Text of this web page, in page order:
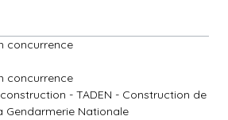
concurrence
concurrence
- TADEN - Construction de
Gendarmerie Nationale